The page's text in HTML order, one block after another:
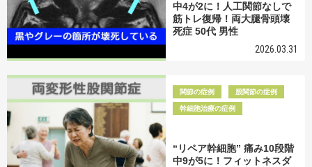
中4が2に！人工関節なしで
筋トレ復帰！両大腿骨頭壊
死症 50代 男性
2026.03.31
関節の症例 股関節の症例
幹細胞治療の症例
“リペア幹細胞” 痛み10段階
中9が5に！フィットネスダ